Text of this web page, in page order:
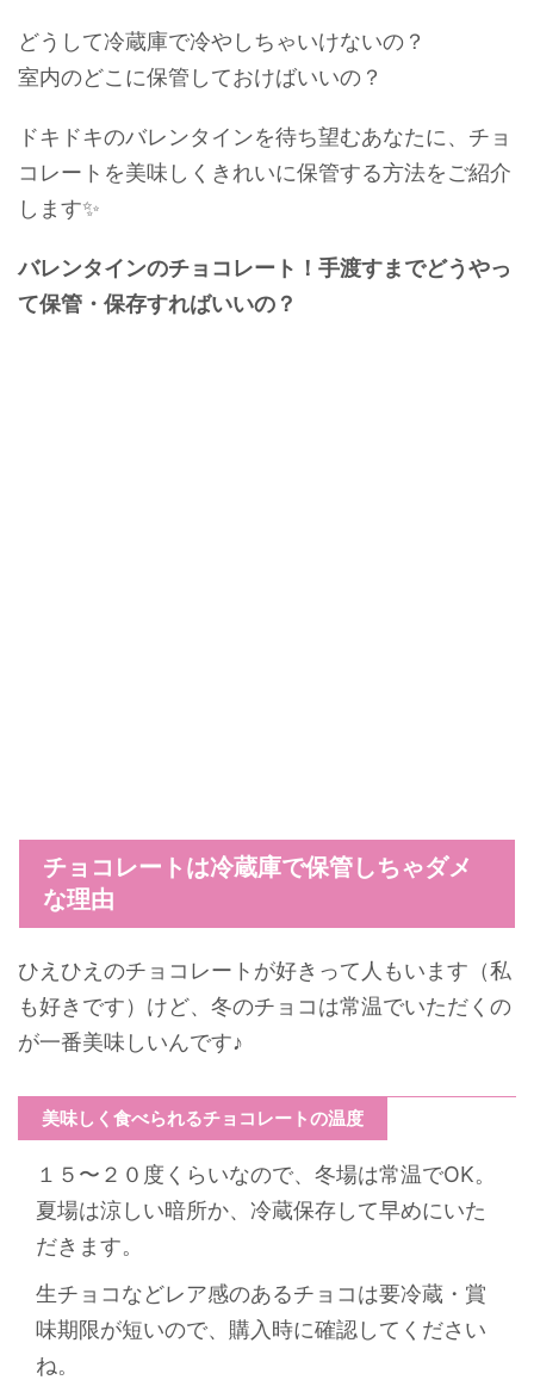
どうして冷蔵庫で冷やしちゃいけないの？
室内のどこに保管しておけばいいの？
ドキドキのバレンタインを待ち望むあなたに、チョ
コレートを美味しくきれいに保管する方法をご紹介
します✨
バレンタインのチョコレート！手渡すまでどうやっ
て保管・保存すればいいの？
チョコレートは冷蔵庫で保管しちゃダメ
な理由
ひえひえのチョコレートが好きって人もいます（私
も好きです）けど、冬のチョコは常温でいただくの
が一番美味しいんです♪
美味しく食べられるチョコレートの温度
１５〜２０度くらいなので、冬場は常温でOK。
夏場は涼しい暗所か、冷蔵保存して早めにいた
だきます。
生チョコなどレア感のあるチョコは要冷蔵・賞
味期限が短いので、購入時に確認してください
ね。